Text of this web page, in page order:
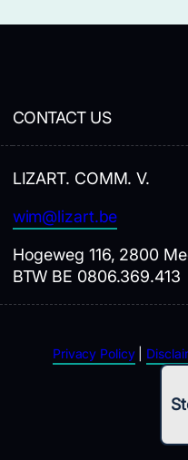
CONTACT US
LIZART. COMM. V.
wim@lizart.be
Hogeweg 116, 2800
BTW BE 0806.369.413
Privacy Policy|